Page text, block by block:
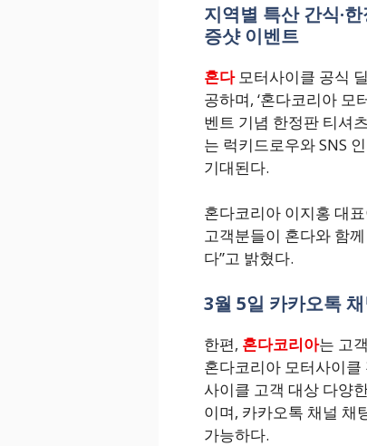
지역별 특산 간식·
증샷 이벤트
혼다 모터사이클 공식
공하며, ‘혼다코리아 모
벤트 기념 한정판 티셔
는 럭키드로우와 SNS
기대된다.
혼다코리아 이지홍 대
고객분들이 혼다와 함
다”고 밝혔다.
3월 5일 카카오톡
한편, 혼다코리아는 고
혼다코리아 모터사이
사이클 고객 대상 다양
이며, 카카오톡 채널 채
가능하다.